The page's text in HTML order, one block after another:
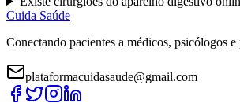
Cuida Saúde
Conectando pacientes a médicos, psicólogos
plataformacuidasaude@gmail.com